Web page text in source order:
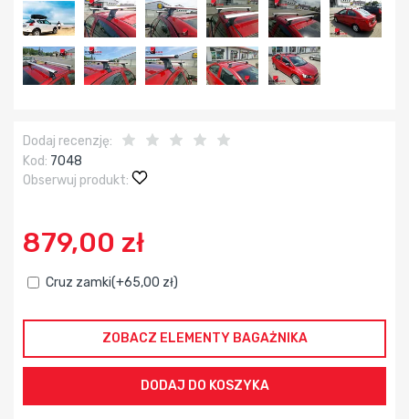
Dodaj recenzję:
Kod: 7048
Obserwuj produkt:
879,00 zł
Cruz zamki(+65,00 zł)
ZOBACZ ELEMENTY BAGAŻNIKA